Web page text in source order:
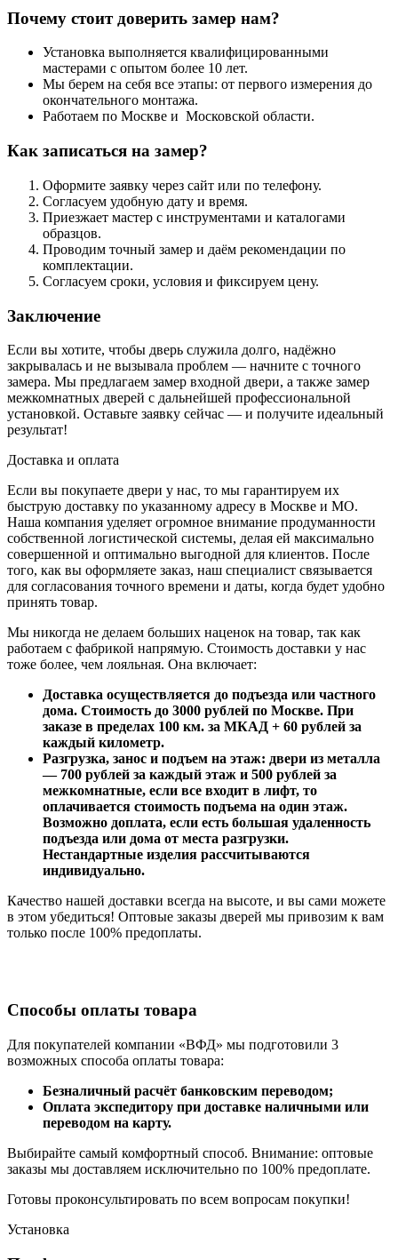
Почему стоит доверить замер нам?
Установка выполняется квалифицированными
мастерами с опытом более 10 лет.
Мы берем на себя все этапы: от первого измерения до
окончательного монтажа.
Работаем по Москве и Московской области.
Как записаться на замер?
Оформите заявку через сайт или по телефону.
Согласуем удобную дату и время.
Приезжает мастер с инструментами и каталогами
образцов.
Проводим точный замер и даём рекомендации по
комплектации.
Согласуем сроки, условия и фиксируем цену.
Заключение
Если вы хотите, чтобы дверь служила долго, надёжно
закрывалась и не вызывала проблем — начните с точного
замера. Мы предлагаем замер входной двери, а также замер
межкомнатных дверей с дальнейшей профессиональной
установкой. Оставьте заявку сейчас — и получите идеальный
результат!
Доставка и оплата
Если вы покупаете двери у нас, то мы гарантируем их
быструю доставку по указанному адресу в Москве и МО.
Наша компания уделяет огромное внимание продуманности
собственной логистической системы, делая ей максимально
совершенной и оптимально выгодной для клиентов. После
того, как вы оформляете заказ, наш специалист связывается
для согласования точного времени и даты, когда будет удобно
принять товар.
Мы никогда не делаем больших наценок на товар, так как
работаем с фабрикой напрямую. Стоимость доставки у нас
тоже более, чем лояльная. Она включает:
Доставка осуществляется до подъезда или частного
дома. Стоимость до 3000 рублей по Москве. При
заказе в пределах 100 км. за МКАД + 60 рублей за
каждый километр.
Разгрузка, занос и подъем на этаж: двери из металла
— 700 рублей за каждый этаж и 500 рублей за
межкомнатные, если все входит в лифт, то
оплачивается стоимость подъема на один этаж.
Возможно доплата, если есть большая удаленность
подъезда или дома от места разгрузки.
Нестандартные изделия рассчитываются
индивидуально.
Качество нашей доставки всегда на высоте, и вы сами можете
в этом убедиться! Оптовые заказы дверей мы привозим к вам
только после 100% предоплаты.
Способы оплаты товара
Для покупателей компании «ВФД» мы подготовили 3
возможных способа оплаты товара:
Безналичный расчёт банковским переводом;
Оплата экспедитору при доставке наличными или
переводом на карту.
Выбирайте самый комфортный способ. Внимание: оптовые
заказы мы доставляем исключительно по 100% предоплате.
Готовы проконсультировать по всем вопросам покупки!
Установка